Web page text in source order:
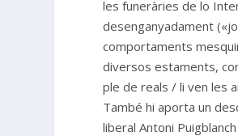
les funeràries de lo
desenganyadament («
comportaments
diversos estaments,
ple de reals / li ven les
També hi aporta un
liberal Antoni